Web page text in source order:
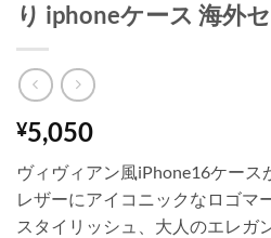
り iphoneケース 海外
¥5,050
ヴィヴィアン風iPhone16ケー
レザーにアイコニックなロゴマ
スタイリッシュ、大人のエレガ